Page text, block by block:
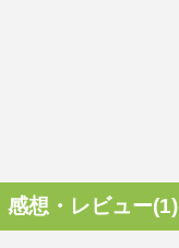
感想・レビュー(1)